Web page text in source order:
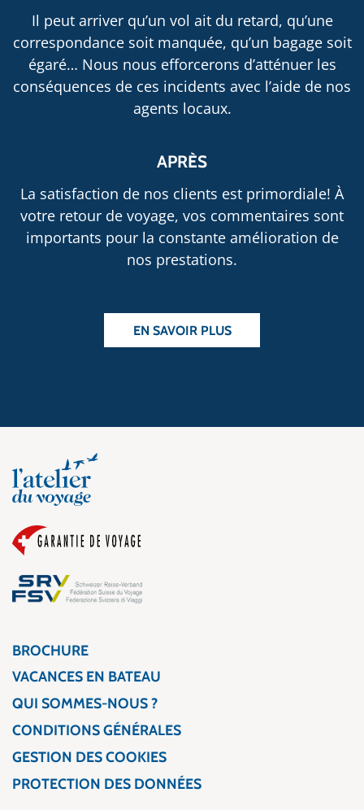
Il peut arriver qu’un vol ait du retard, qu’une
correspondance soit manquée, qu’un bagage soit
égaré… Nous nous efforcerons d’atténuer les
conséquences de ces incidents avec l’aide de nos
agents locaux.
APRÈS
La satisfaction de nos clients est primordiale! À
votre retour de voyage, vos commentaires sont
importants pour la constante amélioration de
nos prestations.
EN SAVOIR PLUS
BROCHURE
VACANCES EN BATEAU
QUI SOMMES-NOUS ?
CONDITIONS GÉNÉRALES
GESTION DES COOKIES
PROTECTION DES DONNÉES